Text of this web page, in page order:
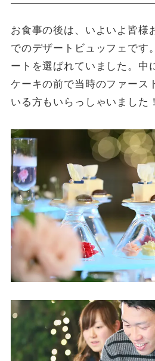
お食事の後は、いよいよ皆様
でのデザートビュッフェです
ートを選ばれていました。中
ケーキの前で当時のファース
いる方もいらっしゃいました